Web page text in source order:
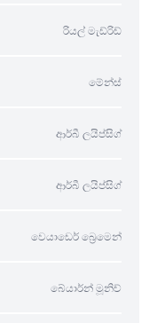
රියල් මැඩ්රිඩ්
මේන්ස්
ආර්බී ලයිප්සිග්
ආර්බී ලයිප්සිග්
වෙයාඩෙර් බ්‍රෙමෙන්
බේයාර්න් මූනිච්